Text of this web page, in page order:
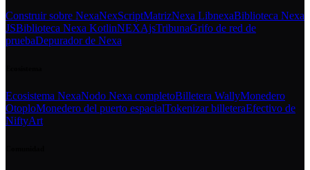
Construir sobre NexaNexScriptMatrizNexa LibnexaBiblioteca Nexa
JSBiblioteca Nexa KotlinNEXAjsTribunaGrifo de red de
pruebaDepurador de Nexa
Ecosistema NexaNodo Nexa completoBilletera WallyMonedero
OtoploMonedero del puerto espacialTokenizar billeteraEfectivo de
NiftyArt